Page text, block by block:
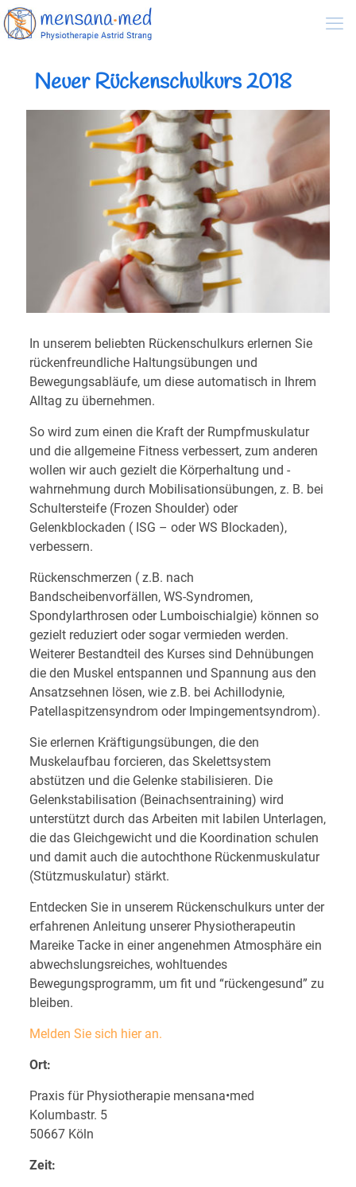
Neuer Rückenschulkurs 2018
In unserem beliebten Rückenschulkurs erlernen Sie
rückenfreundliche Haltungsübungen und
Bewegungsabläufe, um diese automatisch in Ihrem
Alltag zu übernehmen.
So wird zum einen die Kraft der Rumpfmuskulatur
und die allgemeine Fitness verbessert, zum anderen
wollen wir auch gezielt die Körperhaltung und -
wahrnehmung durch Mobilisationsübungen, z. B. bei
Schultersteife (Frozen Shoulder) oder
Gelenkblockaden ( ISG – oder WS Blockaden),
verbessern.
Rückenschmerzen ( z.B. nach
Bandscheibenvorfällen, WS-Syndromen,
Spondylarthrosen oder Lumboischialgie) können so
gezielt reduziert oder sogar vermieden werden.
Weiterer Bestandteil des Kurses sind Dehnübungen
die den Muskel entspannen und Spannung aus den
Ansatzsehnen lösen, wie z.B. bei Achillodynie,
Patellaspitzensyndrom oder Impingementsyndrom).
Sie erlernen Kräftigungsübungen, die den
Muskelaufbau forcieren, das Skelettsystem
abstützen und die Gelenke stabilisieren. Die
Gelenkstabilisation (Beinachsentraining) wird
unterstützt durch das Arbeiten mit labilen Unterlagen,
die das Gleichgewicht und die Koordination schulen
und damit auch die autochthone Rückenmuskulatur
(Stützmuskulatur) stärkt.
Entdecken Sie in unserem Rückenschulkurs unter der
erfahrenen Anleitung unserer Physiotherapeutin
Mareike Tacke in einer angenehmen Atmosphäre ein
abwechslungsreiches, wohltuendes
Bewegungsprogramm, um fit und “rückengesund” zu
bleiben.
Melden Sie sich hier an.
Ort:
Praxis für Physiotherapie mensana•med
Kolumbastr. 5
50667 Köln
Zeit: